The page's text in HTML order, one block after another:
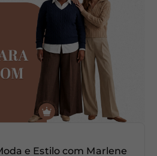
e Estilo com Marlene